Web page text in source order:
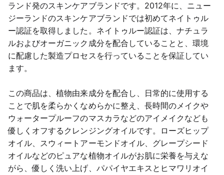
ランド発のスキンケアブランドです。2012年に、ニュー
ジーランドのスキンケアブランドでは初めてネイトゥル
ー認証を取得しました。ネイトゥルー認証は、ナチュラ
ルおよびオーガニック成分を配合していることと、環境
に配慮した製造プロセスを行っていることを保証してい
ます。
この商品は、植物由来成分を配合し、日常的に使用する
ことで肌を柔らかくなめらかに整え、長時間のメイクや
ウォータープルーフのマスカラなどのアイメイクなども
優しくオフするクレンジングオイルです。ローズヒップ
オイル、スウィートアーモンドオイル、グレープシード
オイルなどのピュアな植物オイルがお肌に栄養を与えな
がら、優しく洗い上げ、パパイヤエキスとヒマワリオイ